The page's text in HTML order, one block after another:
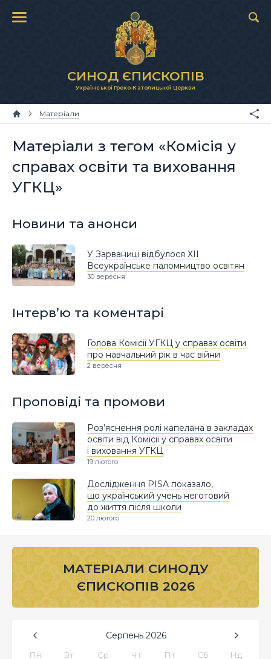
СИНОД ЄПИСКОПІВ
Української Греко-Католицької Церкви
Матеріали
Матеріали з тегом «Комісія у
справах освіти та виховання
УГКЦ»
Новини та анонси
У Зарваниці відбулося ХІІ
Всеукраїнське паломництво освітян
30 вересня
Інтерв’ю та коментарі
Голова Комісії УГКЦ у справах освіти
про навчальний рік в час війни
2 вересня
Проповіді та промови
Роз’яснення ролі капелана в закладах
освіти від Комісії у справах освіти
і виховання УГКЦ
19 лютого
Дослідження PISA показало,
що український учень неготовий
до життя після школи
20 лютого
МАТЕРІАЛИ СИНОДУ
ЄПИСКОПІВ 2026
Серпень 2026
Пн Вт Ср Чт Пт Сб Нд